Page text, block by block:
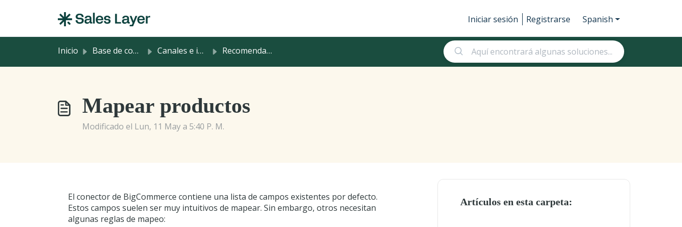
Iniciar sesión
Registrarse Spanish
Inicio Base de conocimientos Canales e integraciones Recomendaciones para mapear
Mapear productos
Modificado el Lun, 11 May a 5:40 P. M.
El conector de BigCommerce contiene una lista de campos existentes por defecto.
Estos campos suelen ser muy intuitivos de mapear. Sin embargo, otros necesitan
algunas reglas de mapeo:
Artículos en esta carpeta: